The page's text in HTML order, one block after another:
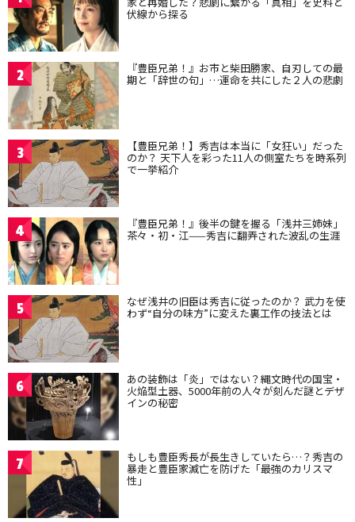
伏線から探る
2 『豊臣兄弟！』お市と柴田勝家、自刃しての最
期と「辞世の句」…運命を共にした２人の悲劇
3 【豊臣兄弟！】秀吉は本当に「女狂い」だった
のか？ 天下人を彩った11人の側室たちを時系列
で一挙紹介
4 『豊臣兄弟！』後半の鍵を握る「浅井三姉妹」
茶々・初・江——秀吉に翻弄された波乱の生涯
5 なぜ浅井の旧臣は秀吉に従ったのか？ 武力を使
わず“自分の味方”に変えた裏工作の技法とは
6 あの装飾は「炎」ではない？縄文時代の国宝・
火焔型土器、5000年前の人々が刻んだ謎とデザ
インの秘密
7 もしも豊臣秀長が長生きしていたら…？秀吉の
暴走と豊臣家滅亡を防げた「最強のカリスマ
性」